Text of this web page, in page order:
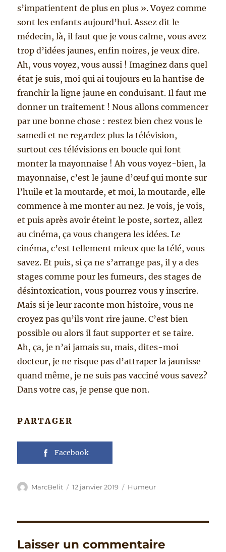
s’impatientent de plus en plus ». Voyez comme
sont les enfants aujourd’hui. Assez dit le
médecin, là, il faut que je vous calme, vous avez
trop d’idées jaunes, enfin noires, je veux dire.
Ah, vous voyez, vous aussi ! Imaginez dans quel
état je suis, moi qui ai toujours eu la hantise de
franchir la ligne jaune en conduisant. Il faut me
donner un traitement ! Nous allons commencer
par une bonne chose : restez bien chez vous le
samedi et ne regardez plus la télévision,
surtout ces télévisions en boucle qui font
monter la mayonnaise ! Ah vous voyez-bien, la
mayonnaise, c’est le jaune d’œuf qui monte sur
l’huile et la moutarde, et moi, la moutarde, elle
commence à me monter au nez. Je vois, je vois,
et puis après avoir éteint le poste, sortez, allez
au cinéma, ça vous changera les idées. Le
cinéma, c’est tellement mieux que la télé, vous
savez. Et puis, si ça ne s’arrange pas, il y a des
stages comme pour les fumeurs, des stages de
désintoxication, vous pourrez vous y inscrire.
Mais si je leur raconte mon histoire, vous ne
croyez pas qu’ils vont rire jaune. C’est bien
possible ou alors il faut supporter et se taire.
Ah, ça, je n’ai jamais su, mais, dites-moi
docteur, je ne risque pas d’attraper la jaunisse
quand même, je ne suis pas vacciné vous savez?
Dans votre cas, je pense que non.
PARTAGER
Facebook
Auteur
MarcBelit
Publié
12 janvier 2019 Catégories
Humeur
Laisser un commentaire